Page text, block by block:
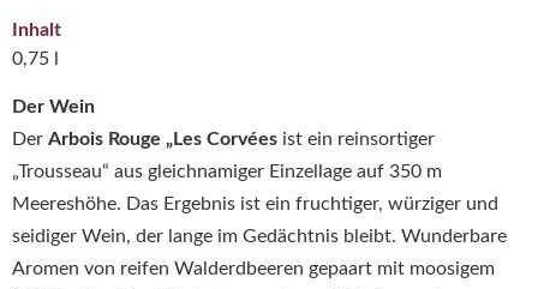
Der Wein
Der Arbois Rouge „Les Corvées ist ein reinsortiger
„Trousseau“ aus gleichnamiger Einzellage auf 350 m
Meereshöhe. Das Ergebnis ist ein fruchtiger, würziger und
seidiger Wein, der lange im Gedächtnis bleibt. Wunderbare
Aromen von reifen Walderdbeeren gepaart mit moosigem
Inhalt
0,75 l